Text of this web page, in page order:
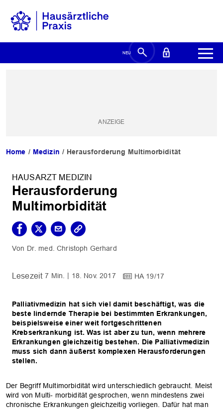
Home Medizin Herausforderung Multimorbidität
HAUSARZT MEDIZIN
Herausforderung
Multimorbidität
Dr. med. Christoph Gerhard
7 Min. 18. Nov. 2017 HA 19/17
Palliativmedizin hat sich viel damit beschäftigt, was die
beste lindernde Therapie bei bestimmten Erkrankungen,
beispielsweise einer weit fortgeschrittenen
Krebserkrankung ist. Was ist aber zu tun, wenn mehrere
Erkrankungen gleichzeitig bestehen. Die Palliativmedizin
muss sich dann äußerst komplexen Herausforderungen
stellen.
Der Begriff Multimorbidität wird unterschiedlich gebraucht. Meist
wird von ­Multi- morbidität gesprochen, wenn mindestens zwei
chronische Erkrankungen gleichzeitig vorliegen. Dafür hat man